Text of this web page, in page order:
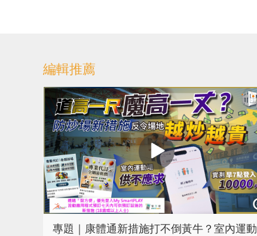
編輯推薦
專題｜康體通新措施打不倒黃牛？室內運動